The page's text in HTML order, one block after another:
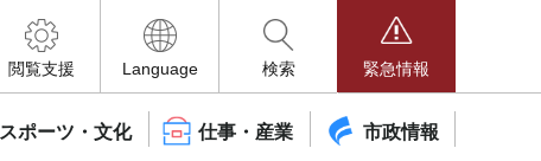
閲覧支援
Language 検索 緊急情報
スポーツ・文化 仕事・産業 市政情報